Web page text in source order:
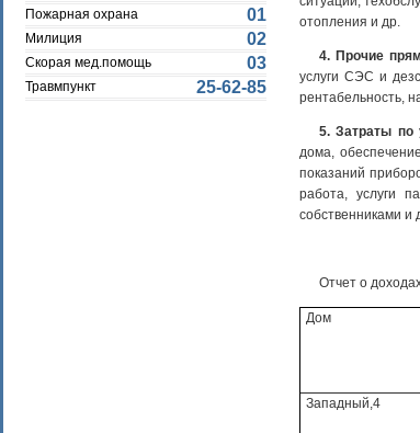
Пожарная охрана 01
Милиция 02
Скорая мед.помощь 03
Травмпункт 25-62-85
отопления и др.
4. Прочие
услуги СЭС и
рентабельность,
5. Затраты
дома,
показаний
работа, услуги
собственниками и
Отчет о
Дом
Западный,4